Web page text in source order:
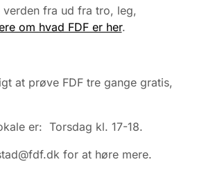
fra ud fra tro, leg,
om hvad FDF er her.
at prøve FDF tre gange gratis,
er: Torsdag kl. 17-18.
for at høre mere.